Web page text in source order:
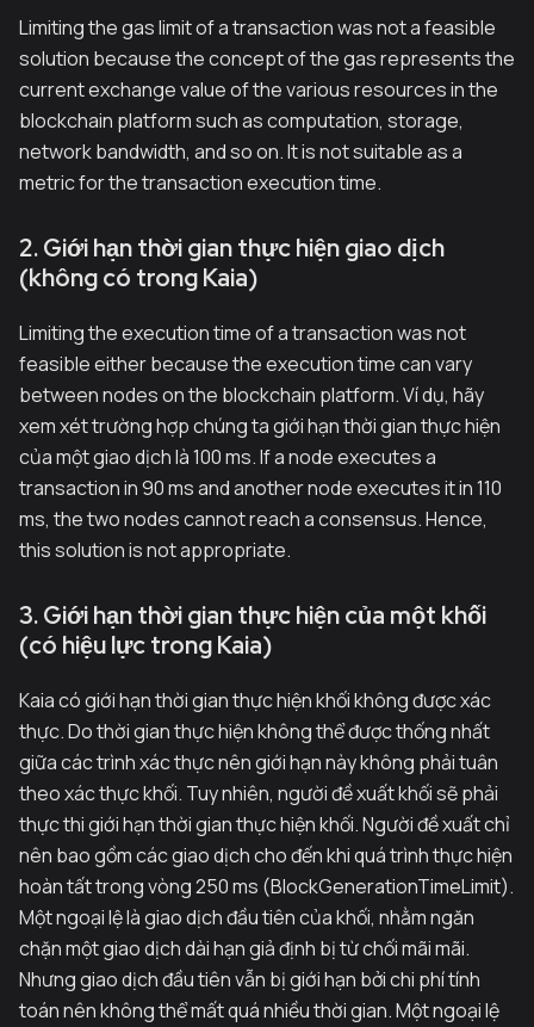
Limiting the gas limit of a transaction was not a feasible
solution because the concept of the gas represents the
current exchange value of the various resources in the
blockchain platform such as computation, storage,
network bandwidth, and so on. It is not suitable as a
metric for the transaction execution time.
2. Giới hạn thời gian thực hiện giao dịch
(không có trong Kaia)
Limiting the execution time of a transaction was not
feasible either because the execution time can vary
between nodes on the blockchain platform. Ví dụ, hãy
xem xét trường hợp chúng ta giới hạn thời gian thực hiện
của một giao dịch là 100 ms. If a node executes a
transaction in 90 ms and another node executes it in 110
ms, the two nodes cannot reach a consensus. Hence,
this solution is not appropriate.
3. Giới hạn thời gian thực hiện của một khối
(có hiệu lực trong Kaia)
Kaia có giới hạn thời gian thực hiện khối không được xác
thực. Do thời gian thực hiện không thể được thống nhất
giữa các trình xác thực nên giới hạn này không phải tuân
theo xác thực khối. Tuy nhiên, người đề xuất khối sẽ phải
thực thi giới hạn thời gian thực hiện khối. Người đề xuất chỉ
nên bao gồm các giao dịch cho đến khi quá trình thực hiện
hoàn tất trong vòng 250 ms (BlockGenerationTimeLimit).
Một ngoại lệ là giao dịch đầu tiên của khối, nhằm ngăn
chặn một giao dịch dài hạn giả định bị từ chối mãi mãi.
Nhưng giao dịch đầu tiên vẫn bị giới hạn bởi chi phí tính
toán nên không thể mất quá nhiều thời gian. Một ngoại lệ